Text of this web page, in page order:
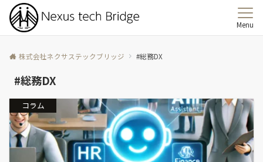
Menu
株式会社ネクサステックブリッジ #総務DX
#総務DX
コラム